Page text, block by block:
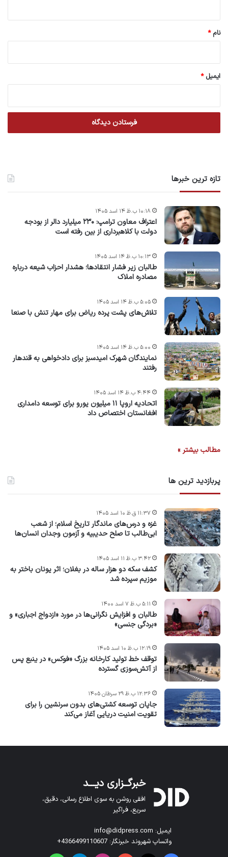
نام*
ایمیل*
تازه ترین خبرها
اعتراف معاون ترامپ: ۲۳۰ میلیارد دالر از بودجه
دولت با کلاهبرداری از بین رفته است
۱۰:۱۸ ب.ظ ۱۴ اسد ۱۴۰۵
طالبان زیر فشار انتقادها؛ هشدار احزاب شیعه درباره
مصادره‌ املاک
۱۰:۱۳ ب.ظ ۱۴ اسد ۱۴۰۵
تلاش‌های پشت ‌پرده ریاض برای مهار تنش با صنعا
۵:۰۵ ب.ظ ۱۴ اسد ۱۴۰۵
نمایندگان شهرک امید‌سبز برای دادخواهی به قندهار
رفتند
۵:۰۰ ب.ظ ۱۴ اسد ۱۴۰۵
اتحادیه اروپا ۱۱ میلیون یورو برای توسعه دامداری
افغانستان اختصاص داد
۴:۴۴ ب.ظ ۱۴ اسد ۱۴۰۵
مطالب بیشتر »
پربازدید ترین ها
غزه و درس‌های ماندگار تاریخ اسلام؛ از شعب
ابی‌طالب تا صلح حدیبیه و آزمون وجدان انسان‌ها
۱۱:۳۷ ق.ظ ۱۰ اسد ۱۴۰۵
کشف سکه دو هزار ساله در بغلان؛ اثر یونان باختر به
موزیم سپرده شد
۳:۴۲ ب.ظ ۱۱ اسد ۱۴۰۵
طالبان و افزایش نگرانی‌ها در مورد «ازدواج اجباری» و
«بردگی جنسی»
۵:۱۱ ب.ظ ۷ اسد ۱۴۰۰
توقف خط تولید کارخانه بزرگ «فوکس» در ینبع پس
از آتش‌سوزی گسترده
۱۲:۱۹ ب.ظ ۱۰ اسد ۱۴۰۵
جاپان توسعه کشتی‌های بدون سرنشین را برای
تقویت امنیت دریایی آغاز می‌کند
۱۲:۳۶ ب.ظ ۲۹ سرطان ۱۴۰۵
خبرگــزاری دیـــد
افقی روشن به سوی اطلاع رسانی، دقیق،
سریع، فراگیر
ایمیل: info@didpress.com
واتساپ شهروند خبرنگار: 4366499110607+